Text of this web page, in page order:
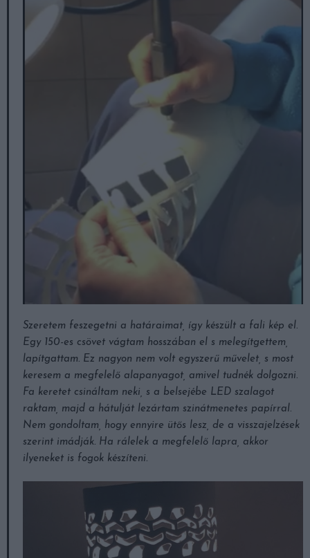
Szeretem feszegetni a határaimat, így készült a fali kép el.
Egy 150-es csövet vágtam hosszában el s melegítgettem,
lapítgattam. Ez nagyon nem volt egyszerű művelet, s most
keresem a megfelelő alapanyagot, amivel tudnék dolgozni.
Fa keretet csináltam neki, s a belsejébe LED szalagot
raktam, majd a hátulját lezártam szinátmenetes papírral.
Nem gondoltam, hogy ennyire ütős lesz, de a visszajelzések
szerint imádják. Ha rálelek a megfelelő lapra, akkor
ilyeneket is fogok készíteni.